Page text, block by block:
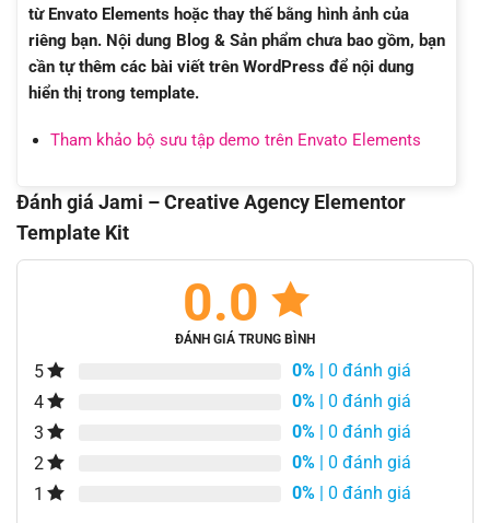
từ Envato Elements hoặc thay thế bằng hình ảnh của
riêng bạn. Nội dung Blog & Sản phẩm chưa bao gồm, bạn
cần tự thêm các bài viết trên WordPress để nội dung
hiển thị trong template.
Tham khảo bộ sưu tập demo trên Envato Elements
Đánh giá Jami – Creative Agency Elementor
Template Kit
0.0
ĐÁNH GIÁ TRUNG BÌNH
5 0% | 0 đánh giá
4
0% | 0 đánh giá
3
0% | 0 đánh giá
2
0% | 0 đánh giá
1
0% | 0 đánh giá